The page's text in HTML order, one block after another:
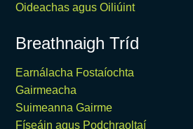
Oideachas agus Oiliúint
Breathnaigh Tríd
Earnálacha Fostaíochta
Gairmeacha
Suimeanna Gairme
Físeáin agus Podchraoltaí